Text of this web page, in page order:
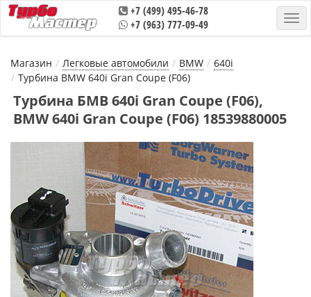
+7 (499) 495-46-78
+7 (963) 777-09-49
Магазин Легковые автомобили BMW
640i
Турбина BMW 640i Gran Coupe (F06)
Турбина БМВ 640i Gran Coupe (F06),
BMW 640i Gran Coupe (F06) 18539880005